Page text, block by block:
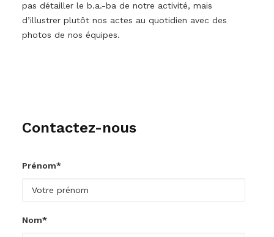
pas détailler le b.a.-ba de notre activité, mais
d’illustrer plutôt nos actes au quotidien avec des
photos de nos équipes.
Contactez-nous
Prénom*
Nom*